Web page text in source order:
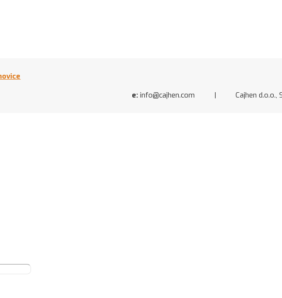
e:info@cajhen.com | Cajhen d.o.o., Sp.